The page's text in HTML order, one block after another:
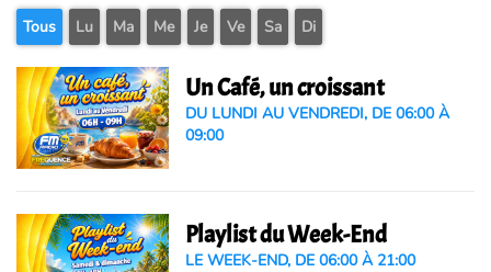
Tous Lu Ma Me Je Ve Sa Di
Un Café, un croissant
DU LUNDI AU VENDREDI, DE 06:00 À
09:00
Playlist du Week-End
LE WEEK-END, DE 06:00 À 21:00